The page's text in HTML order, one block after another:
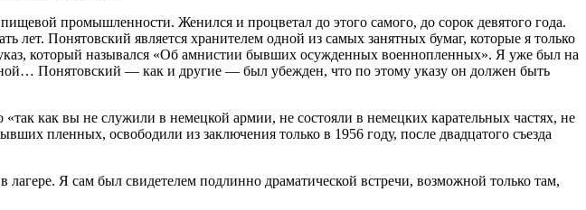
промышленности. Женился и процветал до этого самого, до сорок девятого года.
лет. Понятовский является хранителем одной из самых занятных бумаг, которые я только
который назывался «Об амнистии бывших осужденных военнопленных». Я уже был на
Понятовский — как и другие — был убежден, что по этому указу он должен быть
как вы не служили в немецкой армии, не состояли в немецких карательных частях, не
пленных, освободили из заключения только в 1956 году, после двадцатого съезда
Я сам был свидетелем подлинно драматической встречи, возможной только там,